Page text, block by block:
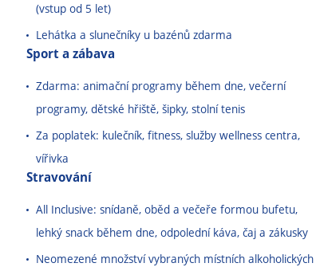
(vstup od 5 let)
Lehátka a slunečníky u bazénů zdarma
Sport a zábava
Zdarma: animační programy během dne, večerní
programy, dětské hřiště, šipky, stolní tenis
Za poplatek: kulečník, fitness, služby wellness centra,
vířivka
Stravování
All Inclusive: snídaně, oběd a večeře formou bufetu,
lehký snack během dne, odpolední káva, čaj a zákusky
Neomezené množství vybraných místních alkoholických